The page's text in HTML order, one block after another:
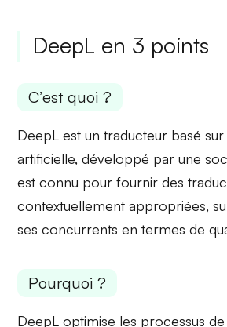
DeepL en 3 points
C’est quoi ?
DeepL est un traducteur basé sur
artificielle, développé par une
est connu pour fournir des
contextuellement appropriées,
ses concurrents en termes de
Pourquoi ?
DeepL optimise les processus